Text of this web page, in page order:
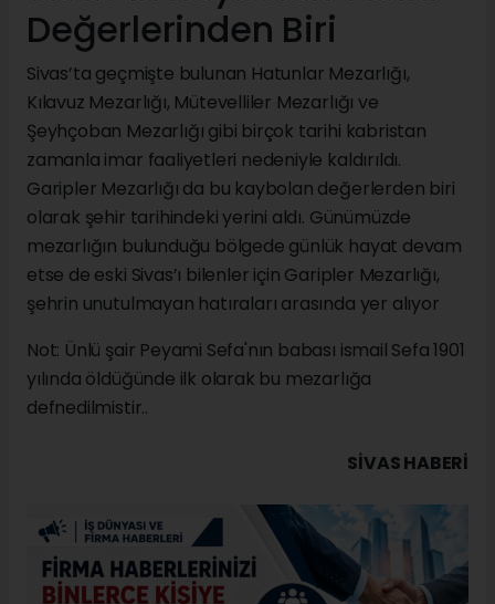
Değerlerinden Biri
Sivas’ta geçmişte bulunan Hatunlar Mezarlığı,
Kılavuz Mezarlığı, Mütevelliler Mezarlığı ve
Şeyhçoban Mezarlığı gibi birçok tarihi kabristan
zamanla imar faaliyetleri nedeniyle kaldırıldı.
Garipler Mezarlığı da bu kaybolan değerlerden biri
olarak şehir tarihindeki yerini aldı. Günümüzde
mezarlığın bulunduğu bölgede günlük hayat devam
etse de eski Sivas’ı bilenler için Garipler Mezarlığı,
şehrin unutulmayan hatıraları arasında yer alıyor
Not: Ünlü şair Peyami Sefa'nın babası ismail Sefa 1901
yılında öldüğünde ilk olarak bu mezarlığa
defnedilmistir..
SIVAS HABERİ